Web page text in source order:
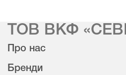
ТОВ ВКФ
Про нас
Бренди